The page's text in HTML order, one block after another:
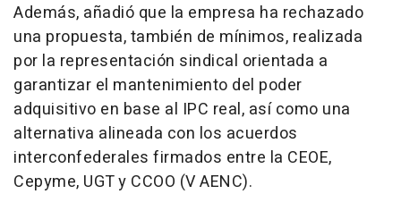
Además, añadió que la empresa ha rechazado
una propuesta, también de mínimos, realizada
por la representación sindical orientada a
garantizar el mantenimiento del poder
adquisitivo en base al IPC real, así como una
alternativa alineada con los acuerdos
interconfederales firmados entre la CEOE,
Cepyme, UGT y CCOO (V AENC).